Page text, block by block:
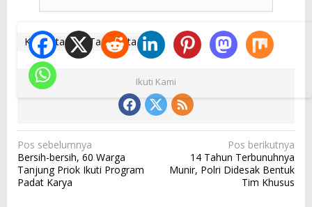
Kejahatan Tag Berita
Ikuti Kami
N
a
v
Pos sebelumnya
Bersih-bersih, 60 Warga
Tanjung Priok Ikuti Program
Padat Karya
Pos berikutnya
14 Tahun Terbunuhnya
Munir, Polri Didesak Bentuk
Tim Khusus